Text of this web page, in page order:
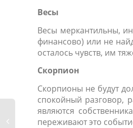
Весы
Весы меркантильны,
финансово) или не
осталось чувств, им
Скорпион
Скорпионы не будут
спокойный разговор,
являются
переживают это